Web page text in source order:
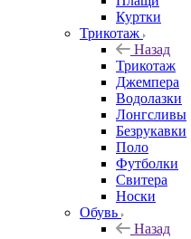
Куртки
Трикотаж
Назад
Трикотаж
Джемпера
Водолазки
Лонгсливы
Безрукавки
Поло
Футболки
Свитера
Носки
Обувь
Назад